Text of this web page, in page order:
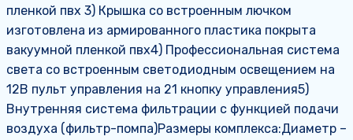
пленкой пвх 3) Крышка со встроенным лючком
изготовлена из армированного пластика покрыта
вакуумной пленкой пвх4) Профессиональная система
света со встроенным светодиодным освещением на
12В пульт управления на 21 кнопку управления5)
Внутренняя система фильтрации с функцией подачи
воздуха (фильтр-помпа)Размеры комплекса:Диаметр –